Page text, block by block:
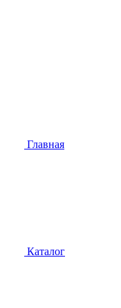
Главная
Каталог